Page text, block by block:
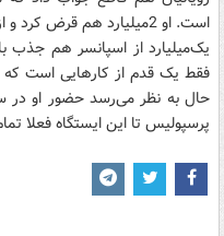
است. او 2میلیارد هم قرض
یک‌میلیارد از اسپانسر هم جذب
فقط یک قدم از کارهایی است که
حال به نظر می‌رسد حضور او
پرسپولیس تا این ایستگاه فعلا